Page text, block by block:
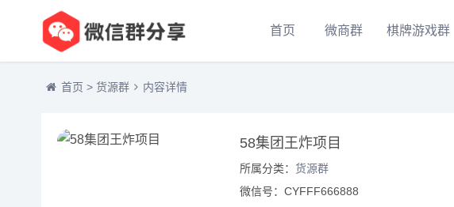
首页 微商群 棋牌游戏群
首页 > 货源群 内容详情
58集团王炸项目
所属分类： 货源群
微信号：CYFFF666888